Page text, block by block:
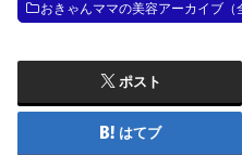
おきゃんママの美容アーカイブ（
ポスト
はてブ